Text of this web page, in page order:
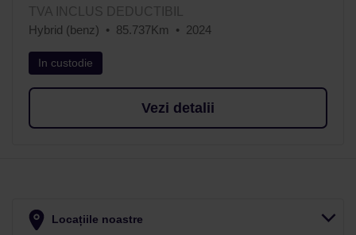
TVA INCLUS DEDUCTIBIL
Hybrid (benz)
85.737Km 2024
In custodie
Vezi detalii
Locațiile noastre